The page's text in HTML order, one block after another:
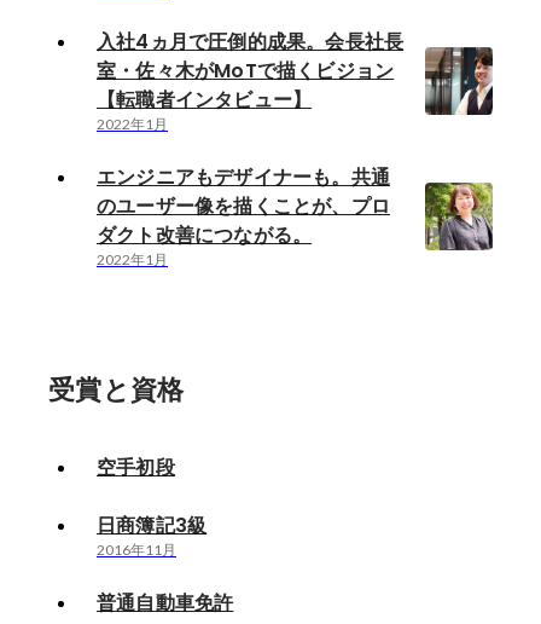
入社4ヵ月で圧倒的成果。会長社長
室・佐々木がMoTで描くビジョン
【転職者インタビュー】
2022年1月
エンジニアもデザイナーも。共通
のユーザー像を描くことが、プロ
ダクト改善につながる。
2022年1月
受賞と資格
空手初段
日商簿記3級
2016年11月
普通自動車免許